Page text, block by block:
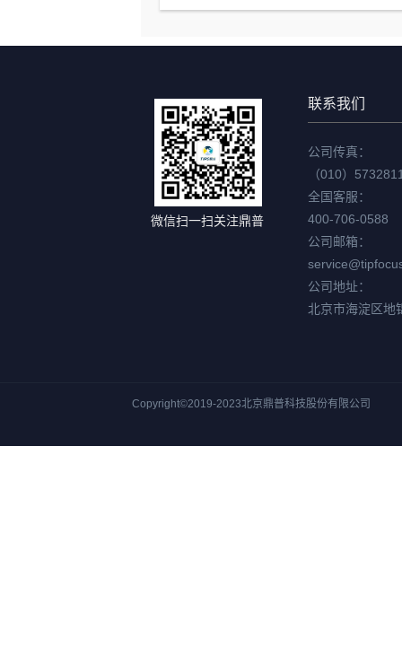
微信扫一扫关注鼎普
联系我们
公司传真：
（010）
全国客服：
400-706-0588
公司邮箱：
公司地址：
北京市海淀区地
Copyright©2019-2023北京鼎普科技股份有限公司